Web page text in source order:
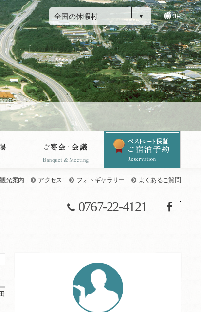
全国の休暇村 JP
観光案内 アクセス フォトギャラリー よくあるご質問
0767-22-4121